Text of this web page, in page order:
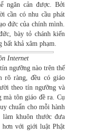
ngăn cản được. Bởi
cần có nhu cầu phát
đức của chính mình.
bày tỏ chánh kiến
bất khả xâm phạm.
Internet
ngưỡng nào trên thế
rõ ràng, đều có giáo
theo tín ngưỡng và
mà tôn giáo đề ra. Cụ
chuẩn cho mỗi hành
khuôn thước đưa
hơn với giới luật Phật